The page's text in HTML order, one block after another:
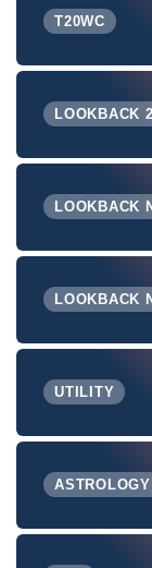
T20WC
LOOKBACK
LOOKBACK
LOOKBACK
UTILITY
ASTROLOGY